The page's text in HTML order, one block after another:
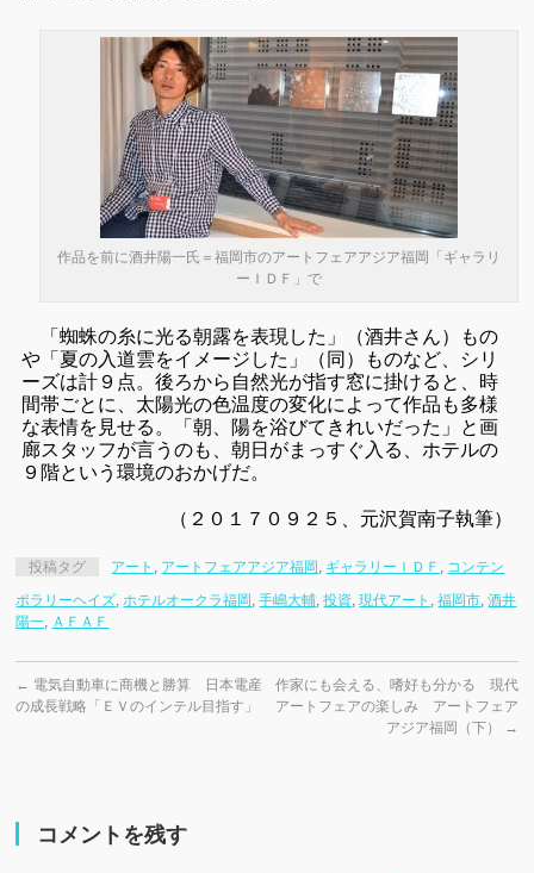
作品を前に酒井陽一氏＝福岡市のアートフェアアジア福岡「ギャラリ
ーＩＤＦ」で
「蜘蛛の糸に光る朝露を表現した」（酒井さん）もの
や「夏の入道雲をイメージした」（同）ものなど、シリ
ーズは計９点。後ろから自然光が指す窓に掛けると、時
間帯ごとに、太陽光の色温度の変化によって作品も多様
な表情を見せる。「朝、陽を浴びてきれいだった」と画
廊スタッフが言うのも、朝日がまっすぐ入る、ホテルの
９階という環境のおかげだ。
（２０１７０９２５、元沢賀南子執筆）
投稿タグ アート , アートフェアアジア福岡 , ギャラリーＩＤＦ , コンテン
ポラリーヘイズ,ホテルオークラ福岡 ,手嶋大輔,投資,現代アート ,福岡市,酒井
陽一, ＡＦＡＦ
← 電気自動車に商機と勝算 日本電産
の成長戦略「ＥＶのインテル目指す」
作家にも会える、嗜好も分かる 現代
アートフェアの楽しみ アートフェア
アジア福岡（下）
→
コメントを残す